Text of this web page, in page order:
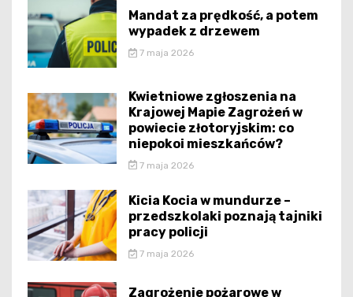
Mandat za prędkość, a potem
wypadek z drzewem
7 maja 2026
Kwietniowe zgłoszenia na
Krajowej Mapie Zagrożeń w
powiecie złotoryjskim: co
niepokoi mieszkańców?
7 maja 2026
Kicia Kocia w mundurze –
przedszkolaki poznają tajniki
pracy policji
7 maja 2026
Zagrożenie pożarowe w